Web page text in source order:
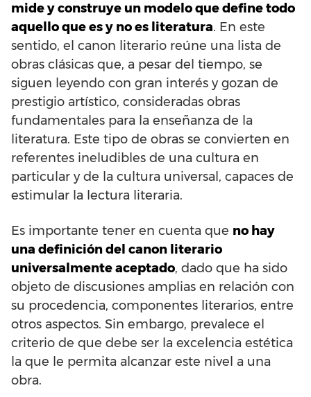
mide y construye un modelo que define todo
aquello que es y no es literatura. En este
sentido, el canon literario reúne una lista de
obras clásicas que, a pesar del tiempo, se
siguen leyendo con gran interés y gozan de
prestigio artístico, consideradas obras
fundamentales para la enseñanza de la
literatura. Este tipo de obras se convierten en
referentes ineludibles de una cultura en
particular y de la cultura universal, capaces de
estimular la lectura literaria.
Es importante tener en cuenta que no hay
una definición del canon literario
universalmente aceptado, dado que ha sido
objeto de discusiones amplias en relación con
su procedencia, componentes literarios, entre
otros aspectos. Sin embargo, prevalece el
criterio de que debe ser la excelencia estética
la que le permita alcanzar este nivel a una
obra.